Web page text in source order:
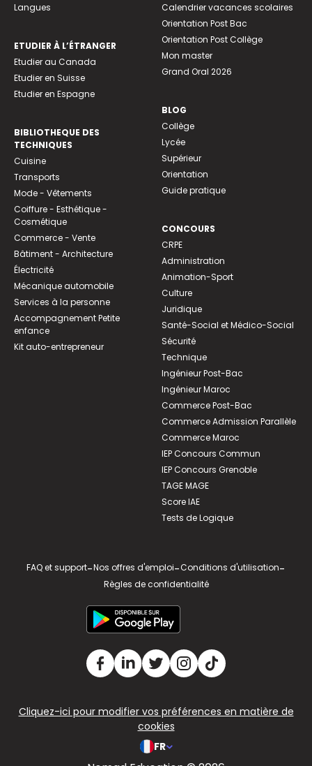
Langues
ETUDIER À L’ÉTRANGER
Etudier au Canada
Etudier en Suisse
Etudier en Espagne
BIBLIOTHEQUE DES
TECHNIQUES
Cuisine
Transports
Mode - Vêtements
Coiffure - Esthétique -
Cosmétique
Commerce - Vente
Bâtiment - Architecture
Électricité
Mécanique automobile
Services à la personne
Accompagnement Petite
enfance
Kit auto-entrepreneur
Calendrier vacances scolaires
Orientation Post Bac
Orientation Post Collège
Mon master
Grand Oral 2026
BLOG
Collège
Lycée
Supérieur
Orientation
Guide pratique
CONCOURS
CRPE
Administration
Animation-Sport
Culture
Juridique
Santé-Social et Médico-Social
Sécurité
Technique
Ingénieur Post-Bac
Ingénieur Maroc
Commerce Post-Bac
Commerce Admission Parallèle
Commerce Maroc
IEP Concours Commun
IEP Concours Grenoble
TAGE MAGE
Score IAE
Tests de Logique
FAQ et support-Nos offres d'emploi-Conditions d'utilisation-
Règles de confidentialité
Cliquez-ici pour modifier vos préférences en matière de
cookies
FR